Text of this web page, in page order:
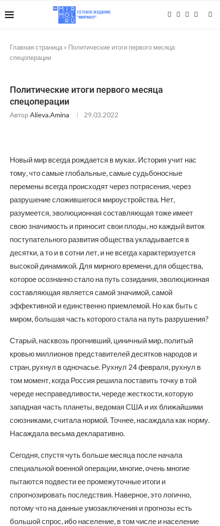
Главная страница » Политические итоги первого месяца
спецоперации
Политические итоги первого месяца
спецоперации
Автор Alieva.amina 29.03.2022
Новый мир всегда рождается в муках. История учит нас
тому, что самые глобальные, самые судьбоносные
перемены всегда происходят через потрясения, через
разрушение сложившегося мироустройства. Нет,
разумеется, эволюционная составляющая тоже имеет
свою значимость и приносит свои плоды, но каждый виток
поступательного развития общества укладывается в
десятки, а то и в сотни лет, и не всегда характеризуется
высокой динамикой. Для мирного времени, для общества,
которое осознанно стало на путь созидания, эволюционная
составляющая является самой значимой, самой
эффективной и единственно приемлемой. Но как быть с
миром, большая часть которого стала на путь разрушения?
Старый, насквозь прогнивший, циничный мир, политый
кровью миллионов представителей десятков народов и
стран, рухнул в одночасье. Рухнул 24 февраля, рухнул в
том момент, когда Россия решила поставить точку в той
череде несправедливости, череде жесткости, которую
западная часть планеты, ведомая США и их ближайшими
союзниками, считала нормой. Точнее, насаждала как норму.
Насаждала весьма декларативно.
Сегодня, спустя чуть больше месяца после начала
специальной военной операции, многие, очень многие
пытаются подвести ее промежуточные итоги и
спрогнозировать последствия. Наверное, это логично,
потому что на данные умозаключения и прогнозы есть
большой спрос, ибо население, в том числе и население